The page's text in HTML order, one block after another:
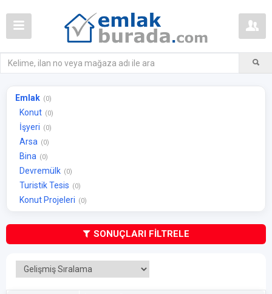
Emlak (0)
Konut (0)
İşyeri (0)
Arsa (0)
Bina (0)
Devremülk (0)
Turistik Tesis (0)
Konut Projeleri (0)
SONUÇLARI FİLTRELE